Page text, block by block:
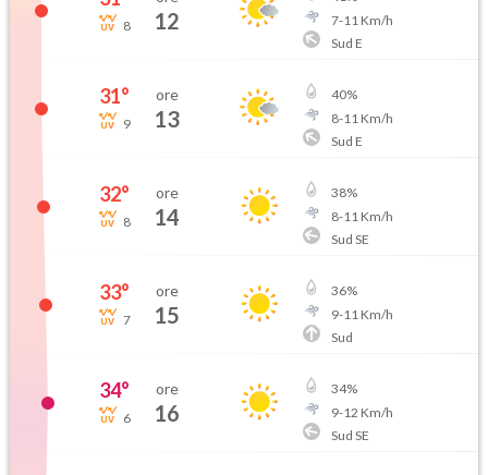
8 12
7-11 Km/h
Sud E
31°
9
ore
13
40%
8-11 Km/h
Sud E
32°
8
ore
14
38%
8-11 Km/h
Sud SE
33°
7
ore
15
36%
9-11 Km/h
Sud
34°
6
ore
16
34%
9-12 Km/h
Sud SE